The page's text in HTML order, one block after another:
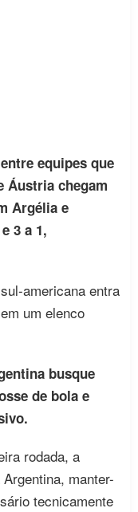
equipes que
Áustria chegam
Argélia e
3 a 1,
americana entra
um elenco
busque
de bola e
rodada, a
manter-
tecnicamente